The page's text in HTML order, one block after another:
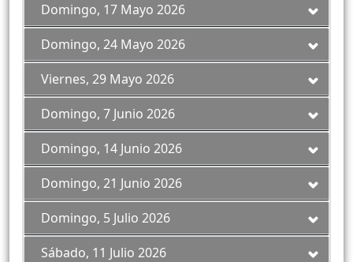
Domingo, 17 Mayo 2026
Domingo, 24 Mayo 2026
Viernes, 29 Mayo 2026
Domingo, 7 Junio 2026
Domingo, 14 Junio 2026
Domingo, 21 Junio 2026
Domingo, 5 Julio 2026
Sábado, 11 Julio 2026